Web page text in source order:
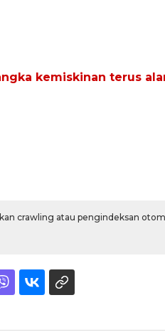
kemiskinan terus
crawling atau pengindeksan